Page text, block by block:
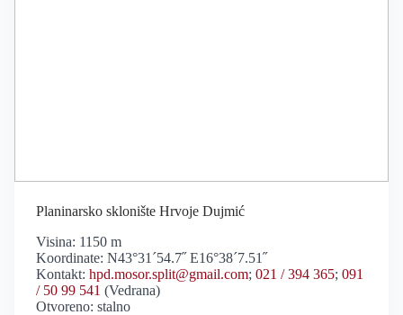
Planinarsko sklonište Hrvoje Dujmić
Visina: 1150 m
Koordinate: N43°31´54.7˝ E16°38´7.51˝
Kontakt: hpd.mosor.split@gmail.com; 021 / 394 365; 091
/ 50 99 541 (Vedrana)
Otvoreno: stalno